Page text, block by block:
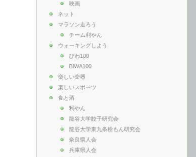
映画
ネット
マラソン走ろう
チーム利やん
ウォーキングしよう
びわ100
BIWA100
楽しい楽器
楽しいスポーツ
食と酒
利やん
龍谷大学餃子研究会
龍谷大学東九条粉もん研究会
奈良県人会
兵庫県人会